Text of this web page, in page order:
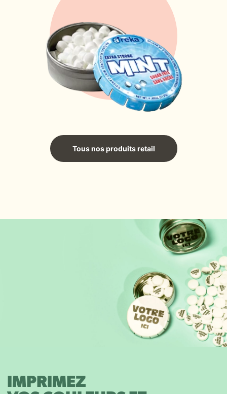
Tous nos produits retail
IMPRIMEZ